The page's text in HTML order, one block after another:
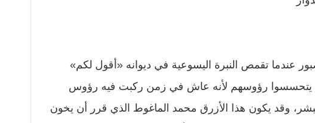
عندما تقمص النبرة اليسوعية في ديوانه «أقول لكم»
يتحسسوا رؤوسهم لأنه عاش في زمن ركبت فيه رؤوس
وقد يكون هذا الأزرق محمد الماغوط الذي قرر أن يخون